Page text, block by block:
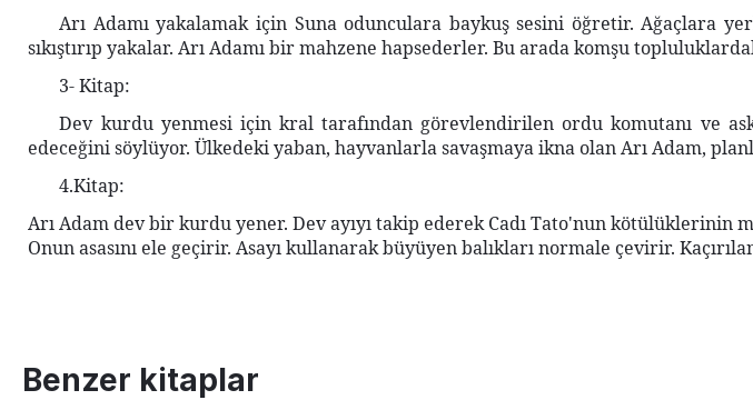
Arı Adamı yakalamak için Suna odunculara baykuş sesini öğretir.Ağaçlara
sıkıştırıp yakalar. Arı Adamı bir mahzene hapsederler. Bu arada komşu
3- Kitap:
Dev kurdu yenmesi için kral tarafından görevlendirilen ordu komutanı ve
edeceğini söylüyor. Ülkedeki yaban, hayvanlarla savaşmaya ikna olan Arı Adam,
4.Kitap:
Arı Adam dev bir kurdu yener. Dev ayıyı takip ederek Cadı Tato'nun kötülüklerinin
Onun asasını ele geçirir. Asayı kullanarak büyüyen balıkları normale çevirir.
Benzer kitaplar